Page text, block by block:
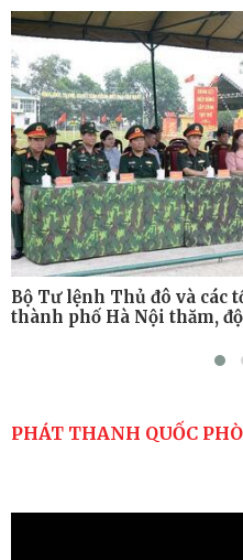
Tiểu đoàn Thiết giáp
thuật có bắn đạn thật
Nơi sinh viên rèn ý trí,
Bộ Tư lệnh Thủ đô và các
thành phố Hà Nội thăm,
PHÁT THANH QUỐC